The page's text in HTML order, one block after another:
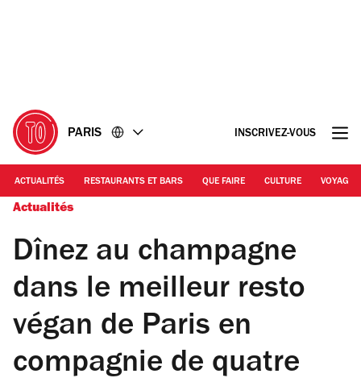
PARIS INSCRIVEZ-VOUS
ACTUALITÉS RESTAURANTS ET BARS QUE FAIRE CULTURE VOYAGE
Actualités
Dînez au champagne
dans le meilleur resto
végan de Paris en
compagnie de quatre